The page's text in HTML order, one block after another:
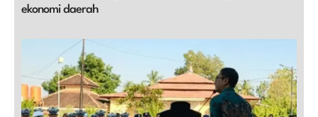
ekonomi daerah